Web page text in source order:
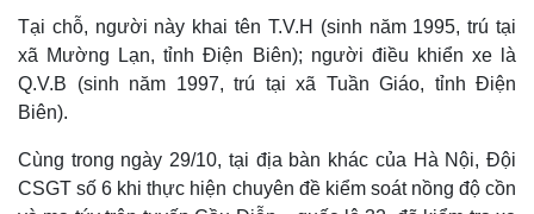
Thế giới
Cuộc sống đó đây
Hồ sơ
Ảnh
E-Magazine
Tại chỗ, người này khai tên T.V.H (sinh năm 1995, trú tại
xã Mường Lạn, tỉnh Điện Biên); người điều khiển xe là
Q.V.B (sinh năm 1997, trú tại xã Tuần Giáo, tỉnh Điện
Biên).
Cùng trong ngày 29/10, tại địa bàn khác của Hà Nội, Đội
CSGT số 6 khi thực hiện chuyên đề kiểm soát nồng độ cồn